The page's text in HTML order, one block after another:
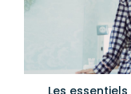
Les